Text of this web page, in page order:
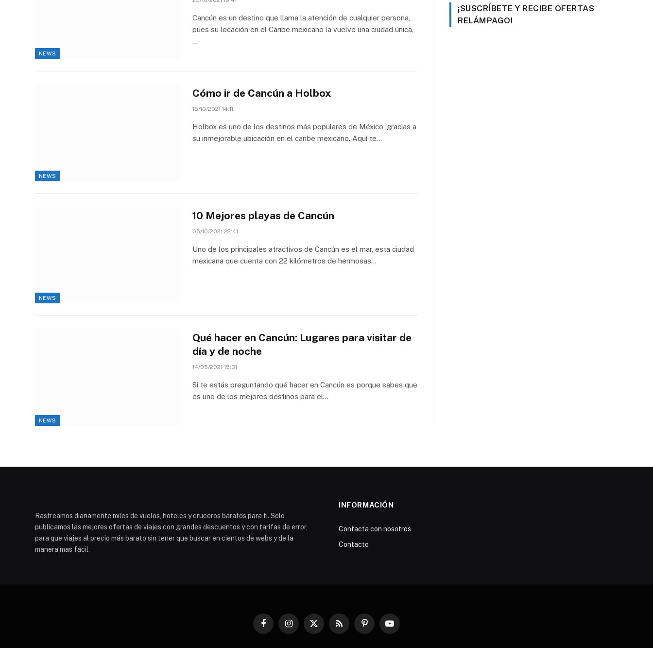
NEWS
Cancún es un destino que llama la atención de cualquier persona,
pues su locación en el Caribe mexicano la vuelve una ciudad única,
…
NEWS
Cómo ir de Cancún a Holbox
15/10/2021 14:11
Holbox es uno de los destinos más populares de México, gracias a
su inmejorable ubicación en el caribe mexicano. Aquí te…
NEWS
10 Mejores playas de Cancún
05/10/2021 22:41
Uno de los principales atractivos de Cancún es el mar, esta ciudad
mexicana que cuenta con 22 kilómetros de hermosas…
NEWS
Qué hacer en Cancún: Lugares para visitar de
día y de noche
14/05/2021 15:31
Si te estás preguntando qué hacer en Cancún es porque sabes que
es uno de los mejores destinos para el…
¡SUSCRÍBETE Y RECIBE OFERTAS
RELÁMPAGO!
Rastreamos diariamente miles de vuelos, hoteles y cruceros baratos para ti. Solo
publicamos las mejores ofertas de viajes con grandes descuentos y con tarifas de error,
para que viajes al precio más barato sin tener que buscar en cientos de webs y de la
manera mas fácil.
INFORMACIÓN
Contacta con nosotros
Contacto
FacebookInstagram
X
RSS PinterestYouTube